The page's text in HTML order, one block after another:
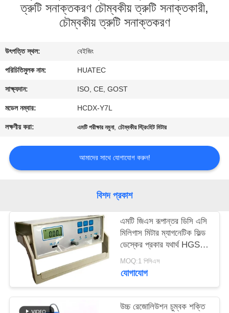
যোগাযোগ
করুন
উদ্ধৃতির
জন্য
আবেদন
সাইট
PRIVACY
POLICY
ত্রুটি সনাক্তকরণ চৌম্বকীয় ত্রুটি সনাক্তকারী,
চৌম্বকীয় ত্রুটি সনাক্তকরণ
উৎপত্তি স্থল: বেইজিং
পরিচিতিমুলক নাম: HUATEC
সাক্ষ্যদান: ISO, CE, GOST
মডেল নম্বার: HCDX-Y7L
লক্ষণীয় করা: এমটি পরীক্ষার নমুনা,চৌম্বকীয় স্ট্রিংহিট মিটার
আমাদের সাথে যোগাযোগ করুন!
বিশদ প্রকাশ
এমটি জিএস রূপান্তর ডিসি এসি
মিলিগাস মিটার ম্যাগনেটিক ফিল্ড
ডেস্কের প্রকার যথার্থ HGS-
20C
MOQ:1 পিসিএস
যোগাযোগ
উচ্চ রেজোলিউশন চুম্বক শক্তি